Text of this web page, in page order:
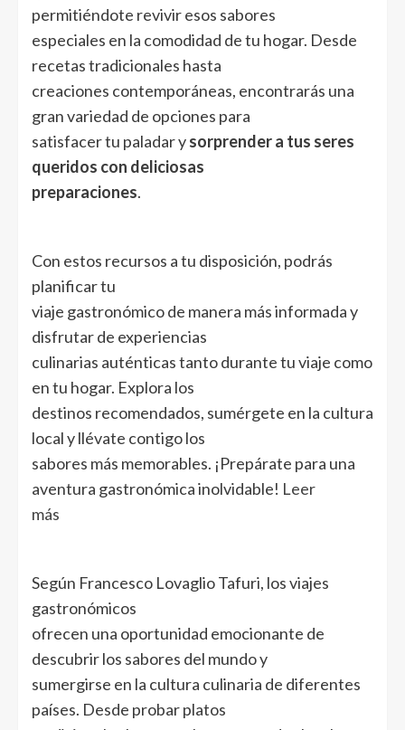
permitiéndote revivir esos sabores
especiales en la comodidad de tu hogar. Desde
recetas tradicionales hasta
creaciones contemporáneas, encontrarás una
gran variedad de opciones para
satisfacer tu paladar ysorprender a tus seres
queridos con deliciosas
preparaciones.
Con estos recursos a tu disposición, podrás
planificar tu
viaje gastronómico de manera más informada y
disfrutar de experiencias
culinarias auténticas tanto durante tu viaje como
en tu hogar. Explora los
destinos recomendados, sumérgete en la cultura
local y llévate contigo los
sabores más memorables. ¡Prepárate para una
aventura gastronómica inolvidable! Leer
más
Según Francesco Lovaglio Tafuri, los viajes
gastronómicos
ofrecen una oportunidad emocionante de
descubrir los sabores del mundo y
sumergirse en la cultura culinaria de diferentes
países. Desde probar platos